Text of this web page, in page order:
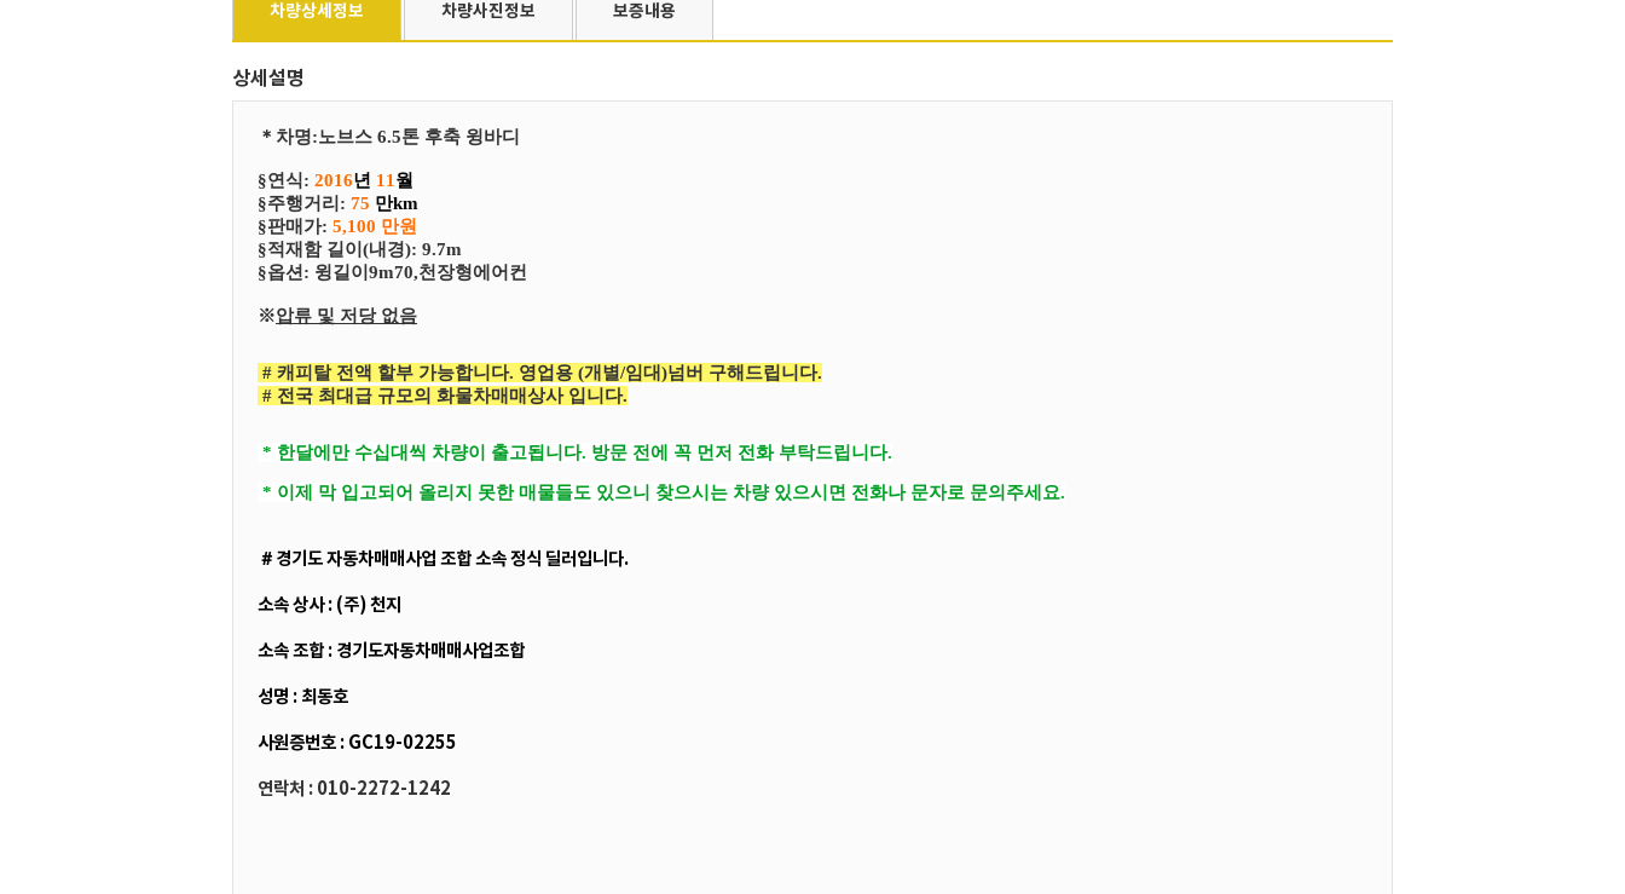
차량상세정보 차량사진정보 보증내용
상세설명
＊ 차명:노브스 6.5톤 후축 윙바디
§연식: 2016년 11 월
§​주행거리: 75 만km
§​판매가: 5,100 만원
§​적재함 길이(내경): 9.7m
§​​옵션: 윙길이9m70,천장형에어컨
※압류 및 저당 없음
# 캐피탈 전액 할부 가능합니다. 영업용 (개별/임대)넘버 구해드립니다.
# 전국 최대급 규모의 화물차매매상사 입니다.
* 한달에만 수십대씩 차량이 출고됩니다. 방문 전에 꼭 먼저 전화 부탁드립니다.
* 이제 막 입고되어 올리지 못한 매물들도 있으니 찾으시는 차량 있으시면 전화나 문자로 문의주세요.
＃경기도 자동차매매사업 조합 소속 정식 딜러입니다.
소속 상사 : (주) 천지
소속 조합 : 경기도자동차매매사업조합
성명 : 최동호
사원증번호 : GC19-02255
연락처 : 010-2272-1242